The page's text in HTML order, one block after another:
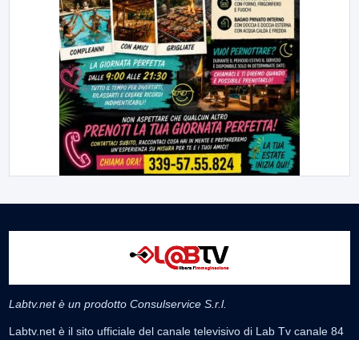
Labtv.net è un prodotto Consulservice S.r.l.
Labtv.net è il sito ufficiale del canale televisivo di Lab Tv canale 84